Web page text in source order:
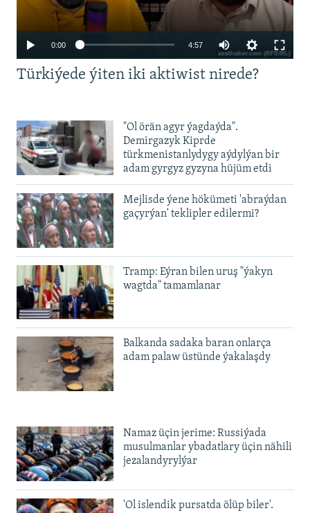
720p 1080p
0:00 4:57
240p
1080p
Türkiýede ýiten iki aktiwist nirede?
"Ol örän agyr ýagdaýda".
Demirgazyk Kiprde
türkmenistanlydygy aýdylýan bir
adam gyrgyz gyzyna hüjüm etdi
Mejlisde ýene hökümeti 'abraýdan
gaçyrýan' teklipler edilermi?
Tramp: Eýran bilen uruş "ýakyn
wagtda" tamamlanar
Balkanda sadaka baran onlarça
adam palaw üstünde ýakalaşdy
Namaz üçin jerime: Russiýada
musulmanlar ybadatlary üçin nähili
jezalandyrylýar
'Ol islendik pursatda ölüp biler'.